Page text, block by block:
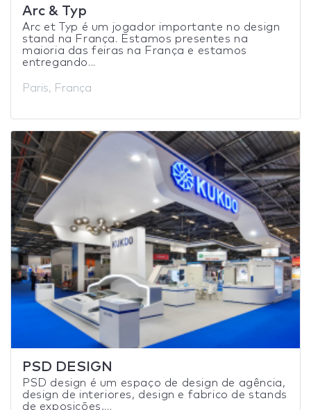
Arc & Typ
Arc et Typ é um jogador importante no design
stand na França. Estamos presentes na
maioria das feiras na França e estamos
entregando...
Paris, França
PSD DESIGN
PSD design é um espaço de design de agência,
design de interiores, design e fabrico de stands
de exposições,...